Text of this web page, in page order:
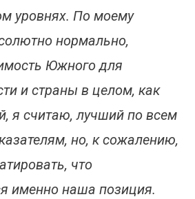
уровнях. По моему
нормально,
Южного для
и страны в целом, как
я считаю, лучший по всем
но, к сожалению,
что
именно наша позиция.